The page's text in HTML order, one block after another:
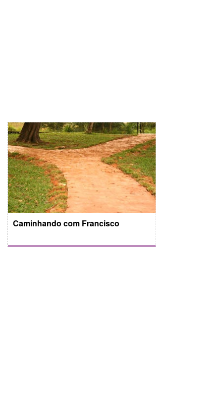
Caminhando com Francisco